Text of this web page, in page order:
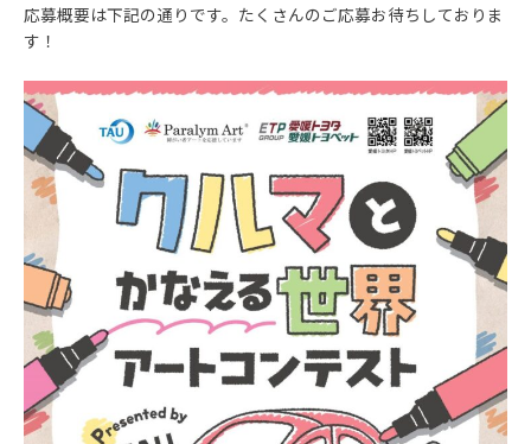
応募概要は下記の通りです。たくさんのご応募お待ちしておりま
す！